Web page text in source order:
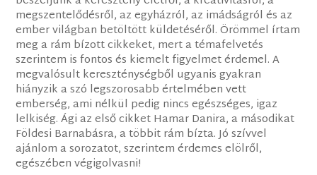
megszentelődésről, az egyházról, az imádságról és az
ember világban betöltött küldetéséről. Örömmel írtam
meg a rám bízott cikkeket, mert a témafelvetés
szerintem is fontos és kiemelt figyelmet érdemel. A
megvalósult kereszténységből ugyanis gyakran
hiányzik a szó legszorosabb értelmében vett
emberség, ami nélkül pedig nincs egészséges, igaz
lelkiség. Ági az első cikket Hamar Danira, a másodikat
Földesi Barnabásra, a többit rám bízta. Jó szívvel
ajánlom a sorozatot, szerintem érdemes elölről,
egészében végigolvasni!